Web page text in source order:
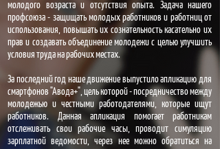
молодого возраста и отсутствия опыта. Задача нашего
профсоюза - защищать молодых работников и работниц от
использования, повышать их сознательность касательно их
прав и создавать объединение молодежи с целью улучшить
условия труда на рабочих местах.
За последний год наше движение выпустило апликацию для
смартфонов "Авода+", цель которой - посредничество между
молодежью и честными работодателями, которые ищут
работников. Данная апликация помогает работникам
отслеживать свои рабочие часы, проводит симуляцию
зарплатной ведомости, через нее можно обратиться на